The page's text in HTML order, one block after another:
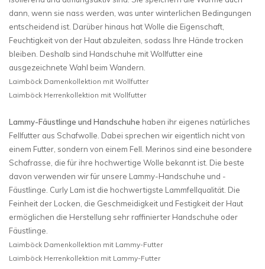
dann, wenn sie nass werden, was unter winterlichen Bedingungen
entscheidend ist. Darüber hinaus hat Wolle die Eigenschaft,
Feuchtigkeit von der Haut abzuleiten, sodass Ihre Hände trocken
bleiben. Deshalb sind Handschuhe mit Wollfutter eine
ausgezeichnete Wahl beim Wandern.
Laimböck Damenkollektion mit Wollfutter
Laimböck Herrenkollektion mit Wollfutter
Lammy-Fäustlinge und Handschuhe haben ihr eigenes natürliches
Fellfutter aus Schafwolle. Dabei sprechen wir eigentlich nicht von
einem Futter, sondern von einem Fell. Merinos sind eine besondere
Schafrasse, die für ihre hochwertige Wolle bekannt ist. Die beste
davon verwenden wir für unsere Lammy-Handschuhe und -
Fäustlinge. Curly Lam ist die hochwertigste Lammfellqualität. Die
Feinheit der Locken, die Geschmeidigkeit und Festigkeit der Haut
ermöglichen die Herstellung sehr raffinierter Handschuhe oder
Fäustlinge.
Laimböck Damenkollektion mit Lammy-Futter
Laimböck Herrenkollektion mit Lammy-Futter